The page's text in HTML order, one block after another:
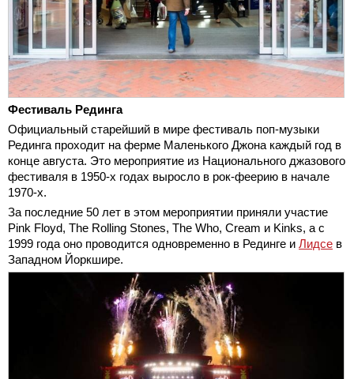
Фестиваль Рединга
Официальный старейший в мире фестиваль поп-музыки
Рединга проходит на ферме Маленького Джона каждый год в
конце августа. Это мероприятие из Национального джазового
фестиваля в 1950-х годах выросло в рок-феерию в начале
1970-х.
За последние 50 лет в этом мероприятии приняли участие
Pink Floyd, The Rolling Stones, The Who, Cream и Kinks, а с
1999 года оно проводится одновременно в Рединге и Лидсе в
Западном Йоркшире.